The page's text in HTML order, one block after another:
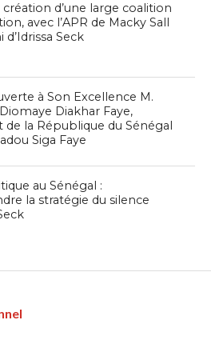
création d’une large coalition
avec l’APR de Macky Sall
Seck
à Son Excellence M.
Diakhar Faye,
de la République du Sénégal
Siga Faye
au Sénégal :
la stratégie du silence